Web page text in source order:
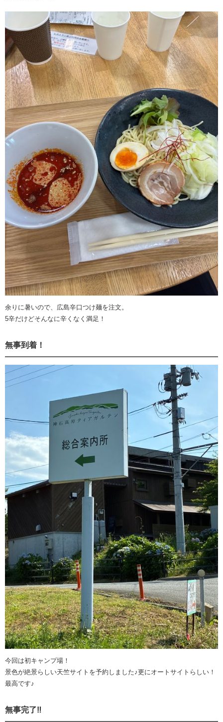
余りに暑いので、広島辛口つけ麺を注文。
5辛だけどそんなに辛くなく満足！
無事到着！
今回は初キャンプ場！
景色が絶景らしい天竺サイトを予約しました♪更にオートサイトらしい！
最高です♪
無事完了‼︎